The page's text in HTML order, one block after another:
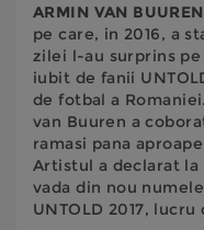
ARMIN VAN BUUREN
pe care, in 2016, a
zilei l-au surprins
iubit de fanii
de fotbal a
van Buuren a
ramasi pana
Artistul a declarat la
vada din nou
UNTOLD 2017,